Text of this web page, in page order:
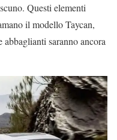
Questi elementi
il modello Taycan,
saranno ancora